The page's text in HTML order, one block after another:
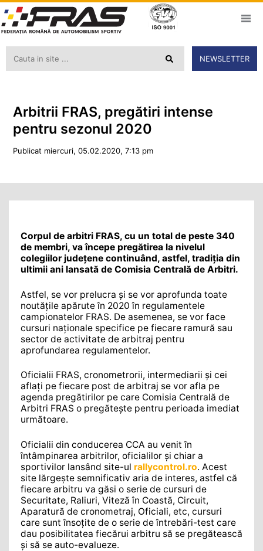
NEWSLETTER
Arbitrii FRAS, pregătiri intense
pentru sezonul 2020
Publicat miercuri, 05.02.2020, 7:13 pm
Corpul de arbitri FRAS, cu un total de peste 340
de membri, va începe pregătirea la nivelul
colegiilor județene continuând, astfel, tradiția din
ultimii ani lansată de Comisia Centrală de Arbitri.
Astfel, se vor prelucra și se vor aprofunda toate
noutățile apărute în 2020 în regulamentele
campionatelor FRAS. De asemenea, se vor face
cursuri naționale specifice pe fiecare ramură sau
sector de activitate de arbitraj pentru
aprofundarea regulamentelor.
Oficialii FRAS, cronometrorii, intermediarii și cei
aflați pe fiecare post de arbitraj se vor afla pe
agenda pregătirilor pe care Comisia Centrală de
Arbitri FRAS o pregătește pentru perioada imediat
următoare.
Oficialii din conducerea CCA au venit în
întâmpinarea arbitrilor, oficialilor și chiar a
sportivilor lansând site-ul rallycontrol.ro. Acest
site lărgește semnificativ aria de interes, astfel că
fiecare arbitru va găsi o serie de cursuri de
Securitate, Raliuri, Viteză în Coastă, Circuit,
Aparatură de cronometraj, Oficiali, etc, cursuri
care sunt însoțite de o serie de întrebări-test care
dau posibilitatea fiecărui arbitru să se pregătească
și să se auto-evalueze.